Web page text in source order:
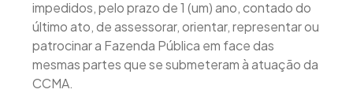
impedidos, pelo prazo de 1 (um) ano, contado do
último ato, de assessorar, orientar, representar ou
patrocinar a Fazenda Pública em face das
mesmas partes que se submeteram à atuação da
CCMA.